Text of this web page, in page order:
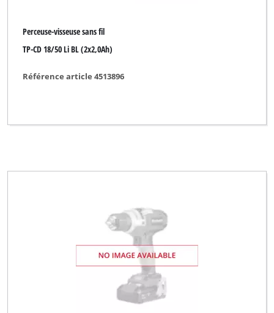
Perceuse-visseuse sans fil
TP-CD 18/50 Li BL (2x2,0Ah)
Référence article 4513896